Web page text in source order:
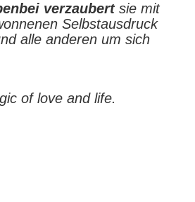
verzaubert sie mit
Selbstausdruck
alle anderen um sich
of love and life.